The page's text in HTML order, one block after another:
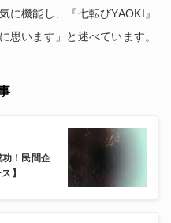
に機能し、『七転びYAOKI』
思います」と述べています。
！民間企
】